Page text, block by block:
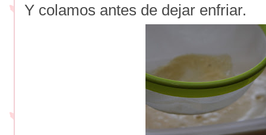
Y colamos antes de dejar enfriar.